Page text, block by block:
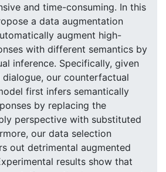
and time-consuming. In this
a data augmentation
augment high-
with different semantics by
inference. Specifically, given
dialogue, our counterfactual
first infers semantically
by replacing the
perspective with substituted
our data selection
out detrimental augmented
results show that